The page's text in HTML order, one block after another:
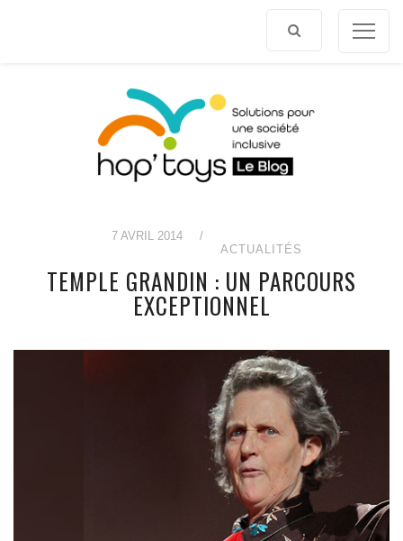
7 AVRIL 2014
/
ACTUALITÉS
TEMPLE GRANDIN : UN PARCOURS
EXCEPTIONNEL